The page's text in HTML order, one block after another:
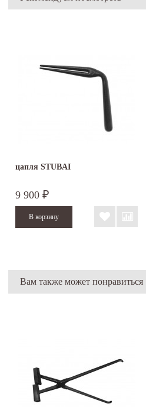
цапля STUBAI
9 900 ₽
Вам также может понравиться